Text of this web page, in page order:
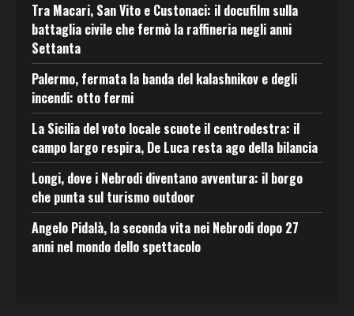
Tra Macari, San Vito e Custonaci: il docufilm sulla
battaglia civile che fermò la raffineria negli anni
Settanta
Palermo, fermata la banda del kalashnikov e degli
incendi: otto fermi
La Sicilia del voto locale scuote il centrodestra: il
campo largo respira, De Luca resta ago della bilancia
Longi, dove i Nebrodi diventano avventura: il borgo
che punta sul turismo outdoor
Angelo Pidalà, la seconda vita nei Nebrodi dopo 27
anni nel mondo dello spettacolo